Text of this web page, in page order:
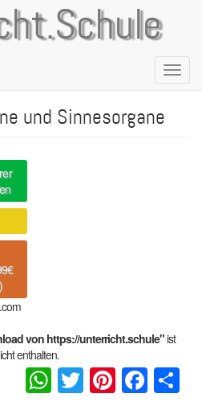
und Sinnesorgane
von https://unterricht.schule"ist
enthalten.
WhatsApp
Twitter